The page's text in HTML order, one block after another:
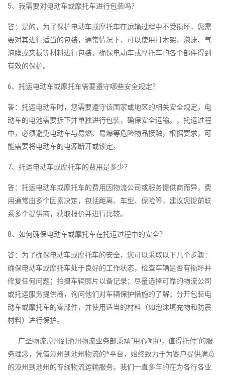
5、我需要对电动车或摩托车进行包装吗？
答：是的，为了保护电动车或摩托车在运输过程中不受损坏，您需
要对其进行适当的包装，通常情况下，可以使用打木架、泡沫、气
泡膜或夹板等材料进行包装，确保电动车或摩托车的各个部件得到
有效的保护。
6、托运电动车或摩托车需要遵守哪些安全规定？
答：托运电动车时，您需要遵守该国家或地区的相关安全规定，电
动车的电池需要拆下并单独进行包装，确保安全运输。，托运过程
中，必须避免电动车与易燃、易爆等危险物品接触，根据要求，可
能需要将电动车的电源断开或锁定。
7、托运电动车或摩托车的费用是多少？
答：托运电动车或摩托车的费用因物流公司或服务提供商而异，费
用通常由多个因素决定，包括距离、车型、保险等，建议您提前联
系多个提供商，获取报价并进行比较。
8、如何确保电动车或摩托车在托运过程中的安全？
答：为了确保电动车或摩托车的安全，您可以采取以下几个步骤：
确保电动车或摩托车处于良好的工作状态，检查车辆是否有损坏并
修复任何问题；拍摄车辆照片以备记录；尽量选择可靠的物流公司
或托运服务提供商，询问他们对车辆保护措施的了解；分开包装电
动车或摩托车的零部件，并使用适当的材料（如泡沫填充物和防震
材料）进行保护。
广圣物流漳州到池州物流业务部秉承“用心呵护，值得托付”的服
务理念，凭借漳州到池州物流的*平台，始终致力于为客户提供满意
的漳州到池州的专线物流运输服务。我们一直多年的在为各行各业